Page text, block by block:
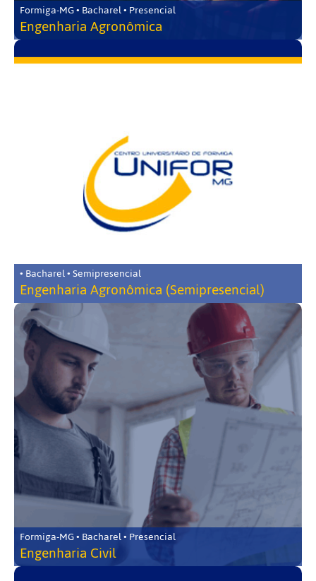
Formiga-MG • Bacharel • Presencial
Engenharia Agronômica
• Bacharel • Semipresencial
Engenharia Agronômica (Semipresencial)
Formiga-MG • Bacharel • Presencial
Engenharia Civil